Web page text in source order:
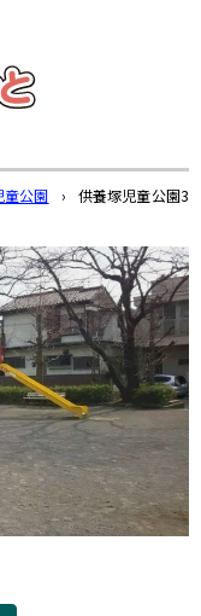
童公園 › 供養塚児童公園3